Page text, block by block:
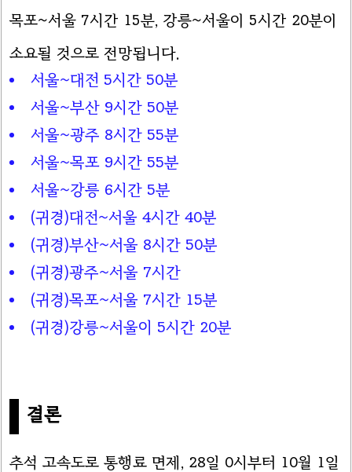
목포~서울 7시간 15분, 강릉~서울이 5시간 20분이
소요될 것으로 전망됩니다.
서울~대전 5시간 50분
서울~부산 9시간 50분
서울~광주 8시간 55분
서울~목포 9시간 55분
서울~강릉 6시간 5분
(귀경)대전~서울 4시간 40분
(귀경)부산~서울 8시간 50분
(귀경)광주~서울 7시간
(귀경)목포~서울 7시간 15분
(귀경)강릉~서울이 5시간 20분
결론
추석 고속도로 통행료 면제, 28일 0시부터 10월 1일